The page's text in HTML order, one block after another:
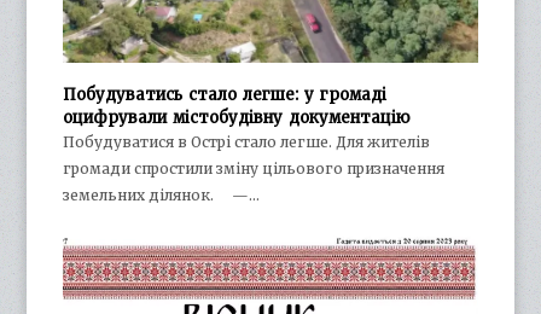
Побудуватись стало легше: у громаді
оцифрували містобудівну документацію
Побудуватися в Острі стало легше. Для жителів
громади спростили зміну цільового призначення
земельних ділянок. —…